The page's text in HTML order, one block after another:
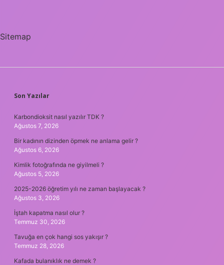
Sitemap
SIDEBAR
Son Yazılar
Karbondioksit nasıl yazılır TDK ?
Ağustos 7, 2026
Bir kadının dizinden öpmek ne anlama gelir ?
Ağustos 6, 2026
Kimlik fotoğrafında ne giyilmeli ?
Ağustos 5, 2026
2025-2026 öğretim yılı ne zaman başlayacak ?
Ağustos 3, 2026
İştah kapatma nasıl olur ?
Temmuz 30, 2026
Tavuğa en çok hangi sos yakışır ?
Temmuz 28, 2026
Kafada bulanıklık ne demek ?